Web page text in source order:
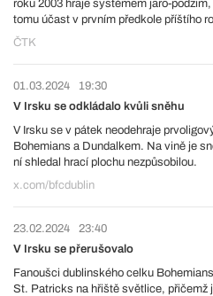
roku 2003 hraje systémem jaro-
tomu účast v prvním předkole příštího
ČTK
01.03.2024
19:30
V Irsku se odkládalo kvůli sněhu
V Irsku se v pátek neodehraje
Bohemians a Dundalkem. Na vině je
ní shledal hrací plochu nezpůsobilou.
x.com/bfcdublin
23.02.2024
23:40
V Irsku se přerušovalo
Fanoušci dublinského celku
St. Patricks na hřiště světlice, přičemž